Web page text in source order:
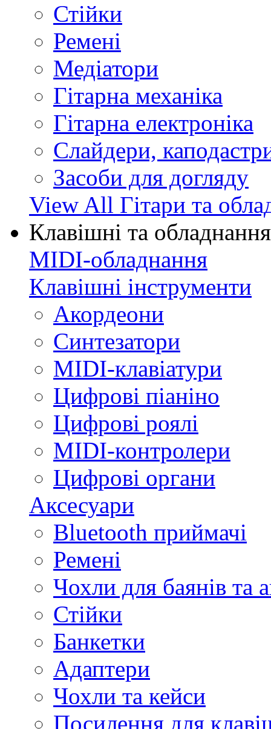
Стійки
Ремені
Медіатори
Гітарна механіка
Гітарна електроніка
Слайдери,
Засоби для догляду
View All Гітари та
Клавішні та обладнання
MIDI-обладнання
Клавішні інструменти
Акордеони
Синтезатори
MIDI-клавіатури
Цифрові піаніно
Цифрові роялі
MIDI-контролери
Цифрові органи
Аксесуари
Bluetooth приймачі
Ремені
Чохли для баянів та
Стійки
Банкетки
Адаптери
Чохли та кейси
Посилення для